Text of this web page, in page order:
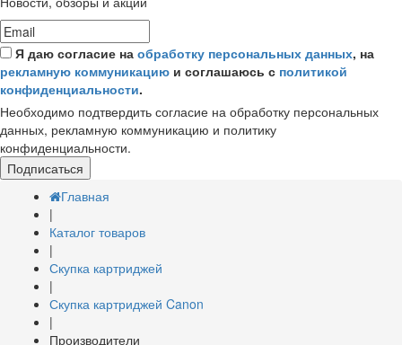
Я даю согласие на обработку персональных данных, на
рекламную коммуникацию и соглашаюсь с политикой
конфиденциальности.
Необходимо подтвердить согласие на обработку персональных
данных, рекламную коммуникацию и политику
конфиденциальности.
Подписаться
Главная
|
Каталог товаров
|
Скупка картриджей
|
Скупка картриджей Canon
|
Производители